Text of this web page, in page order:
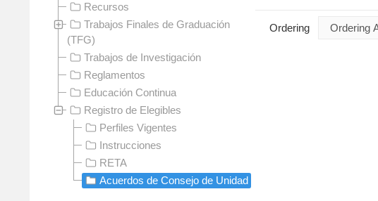
Ordering
Recursos
Trabajos Finales de Graduación
(TFG)
Trabajos de Investigación
Reglamentos
Educación Continua
Registro de Elegibles
Perfiles Vigentes
Instrucciones
RETA
Acuerdos de Consejo de Unidad